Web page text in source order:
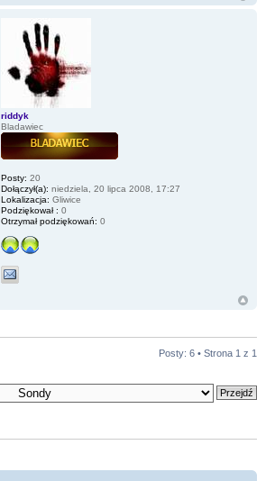
riddyk
Bladawiec
Posty: 20
Dołączył(a): niedziela, 20 lipca 2008, 17:27
Lokalizacja: Gliwice
Podziękował : 0
Otrzymał podziękowań: 0
Posty: 6 • Strona 1 z 1